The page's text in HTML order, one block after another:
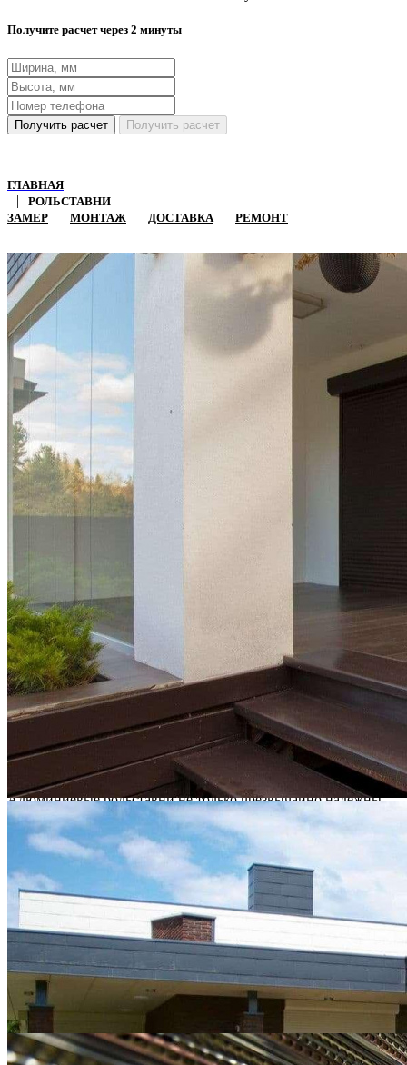
Получите расчет через 2 минуты
Получить расчет Получить расчет
ГЛАВНАЯ
РОЛЬСТАВНИ
ЗАМЕР
МОНТАЖ ДОСТАВКА РЕМОНТ
АЛЮМИНИЕВЫЕ
Алюминиевые рольставни не только чрезвычайно надежны,
но и имеют приятный внешний вид. Такой вид рольставней
изготавливают путем проката алюминия, тем самым
получаются надежные и крепкие профили. Чаще всего
монтируются для усиления дверей, офисов, также
устанавливаются на первые этажи зданий.
Цена
24310 -35%
15320₽
Подробнее Калькулятор